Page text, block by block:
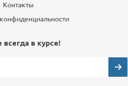
Контакты
всегда в курсе!